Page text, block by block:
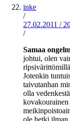
inke
/
27.02.2011 /
/
Samaa
johtui, olen
Jotenkin
taivutanhan
olla